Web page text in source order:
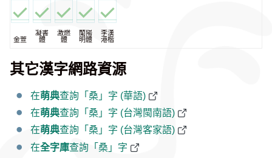
金萱
凝書
體
激燃
體
蘭陽
明體
李漢
港楷
其它漢字網路資源
在萌典查詢「桑」字 (華語)
在萌典查詢「桑」字 (台灣閩南語)
在萌典查詢「桑」字 (台灣客家語)
在全字庫查詢「桑」字